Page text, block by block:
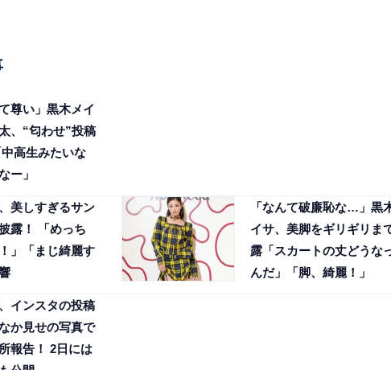
尊い」黒木メイ
、“匂わせ”投稿
高生みたいな
ー」
美しすぎるサン
露！ 「めっち
」「まじ綺麗す
「なんて破廉恥な…」黒
イサ、美脚をギリギリま
露「スカートの丈どうな
んだ」「脚、綺麗！」
インスタの投稿
か見せの写真で
報告！ 2日には